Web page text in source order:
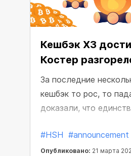
Кешбэк Х3
Костер
За последние
кешбэк то рос, то
доказали, что
на все покупки в
Теперь все
#HSH #announcement
Опубликовано: 21 марта